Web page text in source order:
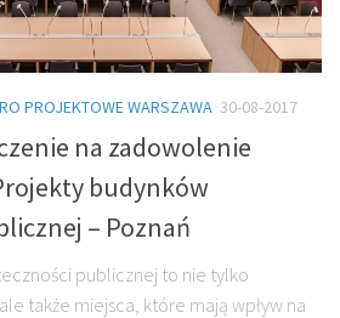
PROJEKTOWE WARSZAWA 30-08-2017
na zadowolenie
budynków
– Poznań
publicznej to nie tylko
także miejsca, które mają wpływ na